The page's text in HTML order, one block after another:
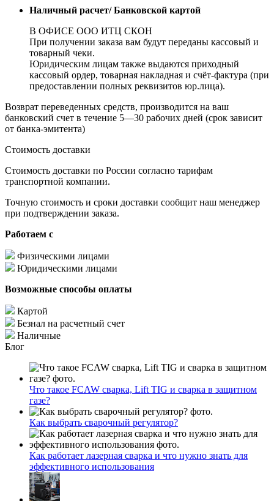
Наличный расчет/ Банковской картой
В ОФИСЕ ООО ИТЦ СКОН
При получении заказа вам будут переданы кассовый и
товарный чеки.
Юридическим лицам также выдаются приходный
кассовый ордер, товарная накладная и счёт-фактура (при
предоставлении полных реквизитов юр.лица).
Возврат переведенных средств, производится на ваш
банковский счет в течение 5—30 рабочих дней (срок зависит
от банка-эмитента)
Стоимость доставки
Стоимость доставки по России согласно тарифам
транспортной компании.
Точную стоимость и сроки доставки сообщит наш менеджер
при подтверждении заказа.
Работаем с
Физическими лицами
Юридическими лицами
Возможные способы оплаты
Картой
Безнал на расчетный счет
Наличные
Блог
Что такое FCAW сварка, Lift TIG и сварка в защитном
газе?
Как выбрать сварочный регулятор?
Как работает лазерная сварка и что нужно знать для
эффективного использования